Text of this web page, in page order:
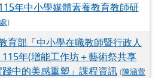
年中小學媒體素養教育教師研
)
育部「中小學在職教師暨行政人
年(增能工作坊＋藝術祭共享
中的美感重塑」課程資訊 (陳涵萱